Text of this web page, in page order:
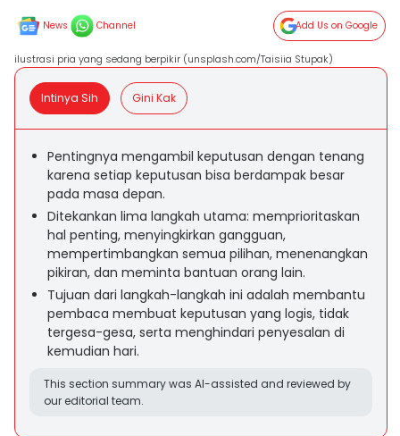
News Channel Add Us on Google
ilustrasi pria yang sedang berpikir (unsplash.com/Taisiia Stupak)
Intinya Sih Gini Kak
Pentingnya mengambil keputusan dengan tenang
karena setiap keputusan bisa berdampak besar
pada masa depan.
Ditekankan lima langkah utama: memprioritaskan
hal penting, menyingkirkan gangguan,
mempertimbangkan semua pilihan, menenangkan
pikiran, dan meminta bantuan orang lain.
Tujuan dari langkah-langkah ini adalah membantu
pembaca membuat keputusan yang logis, tidak
tergesa-gesa, serta menghindari penyesalan di
kemudian hari.
This section summary was AI-assisted and reviewed by
our editorial team.